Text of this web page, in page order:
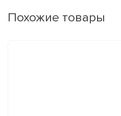
Похожие товары